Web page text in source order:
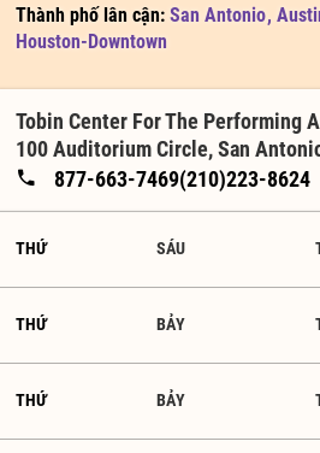
Thành phố lân cận: San Antonio,
Houston-Downtown
Tobin Center For The Performing
100 Auditorium Circle, San
877-663-7469(210)223-8624
THỨ SÁU
THỨ BẢY
THỨ BẢY